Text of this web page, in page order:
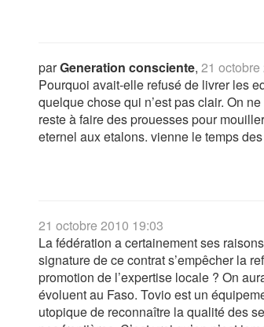
parGeneration consciente, 21
Pourquoi avait-elle refusé de livrer les
quelque chose qui n’est pas clair. On
reste à faire des prouesses pour
eternel aux etalons. vienne le temps
21 octobre 2010 19:03
La fédération a certainement ses
signature de ce contrat s’empêcher la
promotion de l’expertise locale ? On
évoluent au Faso. Tovio est un
utopique de reconnaître la qualité des